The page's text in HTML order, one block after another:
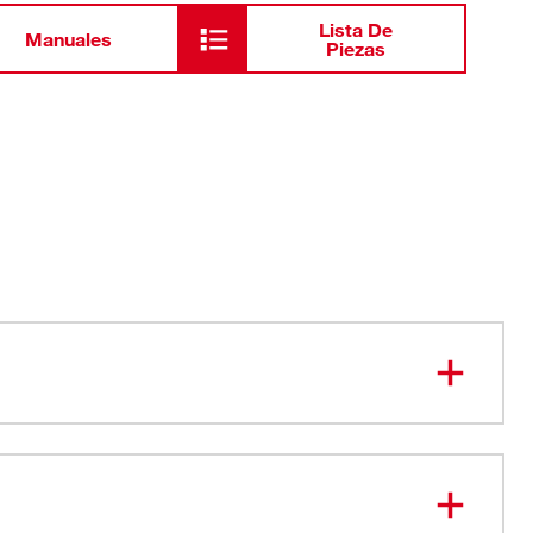
Manuales
Lista De
Piezas